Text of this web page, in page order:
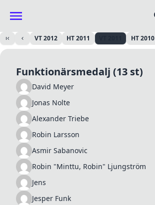
HT 2012 VT 2012 HT 2011 HT 2010
Funktionärsmedalj (13 st)
David Meyer
Jonas Nolte
Alexander Triebe
Robin Larsson
Asmir Sabanovic
Robin "Minttu, Robin" Ljungström
Jens
Jesper Funk